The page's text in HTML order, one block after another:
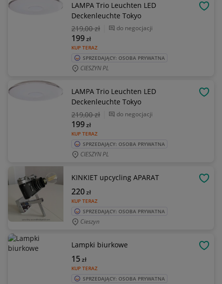
LAMPA Trio Leuchten LED
Deckenleuchte Tokyo
219,00 zł do negocjacji
KUP TERAZ
199zł
SPRZEDAJĄCY: OSOBA PRYWATNA
CIESZYN PL
LAMPA Trio Leuchten LED
Deckenleuchte Tokyo
219,00 zł do negocjacji
KUP TERAZ
199zł
SPRZEDAJĄCY: OSOBA PRYWATNA
CIESZYN PL
KINKIET upcycling APARAT
KUP TERAZ
220zł
SPRZEDAJĄCY: OSOBA PRYWATNA
Cieszyn
Lampki biurkowe
KUP TERAZ
15zł
SPRZEDAJĄCY: OSOBA PRYWATNA